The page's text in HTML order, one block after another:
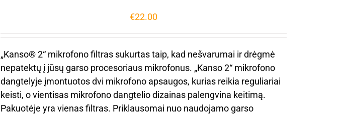
€22.00
„Kanso® 2“ mikrofono filtras sukurtas taip, kad nešvarumai ir drėgmė
nepatektų į jūsų garso procesoriaus mikrofonus. „Kanso 2“ mikrofono
dangtelyje įmontuotos dvi mikrofono apsaugos, kurias reikia reguliariai
keisti, o vientisas mikrofono dangtelio dizainas palengvina keitimą.
Pakuotėje yra vienas filtras. Priklausomai nuo naudojamo garso